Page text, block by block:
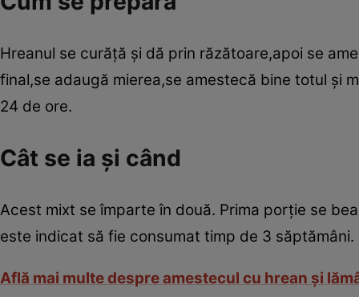
Hreanul se curăţă şi dă prin răzătoare,apoi se
final,se adaugă mierea,se amestecă bine totul şi
24 de ore.
Cât se ia şi când
Acest mixt se împarte în două. Prima porţie se
este indicat să fie consumat timp de 3 săptămâni.
Află mai multe despre amestecul cu hrean şi